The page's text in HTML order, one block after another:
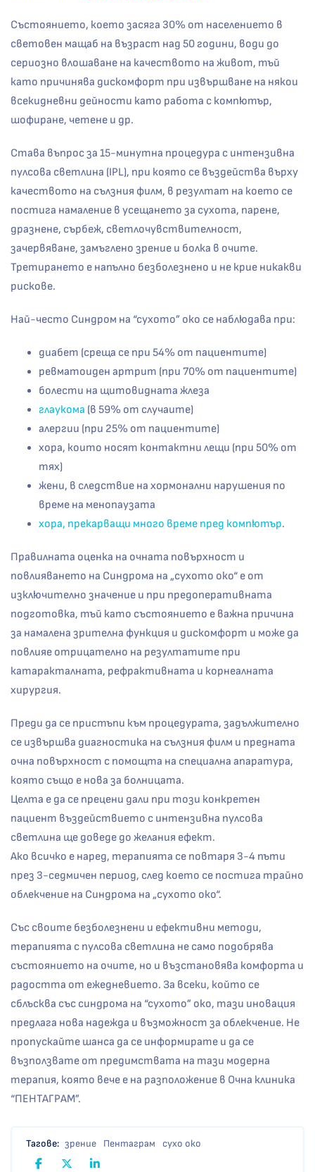
Състоянието, което засяга 30% от населението в
световен мащаб на възраст над 50 години, води до
сериозно влошаване на качеството на живот, тъй
като причинява дискомфорт при извършване на някои
всекидневни дейности като работа с компютър,
шофиране, четене и др.
Става въпрос за 15-минутна процедура с интензивна
пулсова светлина (IPL), при която се въздейства върху
качеството на сълзния филм, в резултат на което се
постига намаление в усещането за сухота, парене,
дразнене, сърбеж, светлочувствителност,
зачервяване, замъглено зрение и болка в очите.
Третирането е напълно безболезнено и не крие никакви
рискове.
Най-често Синдром на “сухото” око се наблюдава при:
диабет (среща се при 54% от пациентите)
ревматоиден артрит (при 70% от пациентите)
болести на щитовидната жлеза
глаукома (в 59% от случаите)
алергии (при 25% от пациентите)
хора, които носят контактни лещи (при 50% от
тях)
жени, в следствие на хормонални нарушения по
време на менопаузата
хора, прекарващи много време пред компютър.
Правилната оценка на очната повърхност и
повлияването на Синдрома на „сухото око“ е от
изключително значение и при предоперативната
подготовка, тъй като състоянието е важна причина
за намалена зрителна функция и дискомфорт и може да
повлияе отрицателно на резултатите при
катаракталната, рефрактивната и корнеалната
хирургия.
Преди да се пристъпи към процедурата, задължително
се извършва диагностика на сълзния филм и предната
очна повърхност с помощта на специална апаратура,
която също е нова за болницата.
Целта е да се прецени дали при този конкретен
пациент въздействието с интензивна пулсова
светлина ще доведе до желания ефект.
Ако всичко е наред, терапията се повтаря 3-4 пъти
през 3-седмичен период, след което се постига трайно
облекчение на Синдрома на „сухото око“.
Със своите безболезнени и ефективни методи,
терапията с пулсова светлина не само подобрява
състоянието на очите, но и възстановява комфорта и
радостта от ежедневието. За всеки, който се
сблъсква със синдрома на “сухото” око, тази иновация
предлага нова надежда и възможност за облекчение. Не
пропускайте шанса да се информирате и да се
възползвате от предимствата на тази модерна
терапия, която вече е на разположение в Очна клиника
“ПЕНТАГРАМ”.
Тагове: зрение Пентаграм сухо око